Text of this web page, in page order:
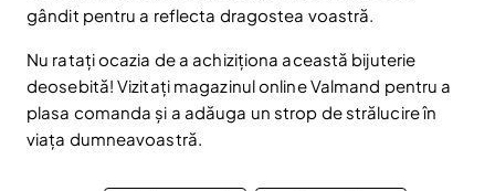
gândit pentru a reflecta dragostea voastră.
Nu ratați ocazia de a achiziționa această bijuterie
deosebită! Vizitați magazinul online Valmand pentru a
plasa comanda și a adăuga un strop de strălucire în
viața dumneavoastră.